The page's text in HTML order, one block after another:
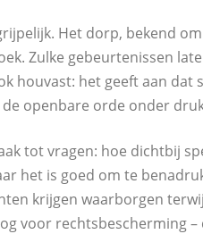
Het dorp, bekend
Zulke gebeurtenissen
houvast: het geeft aan dat
openbare orde onder
tot vragen: hoe dichtbij
het is goed om te
krijgen waarborgen
voor rechtsbescherming